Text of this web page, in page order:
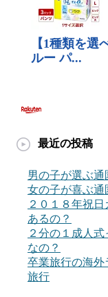
最近の投稿
男の子が選ぶ通
女の子が喜ぶ通
２０１８年祝
あるの？
２分の１成人
なの？
卒業旅行の海
旅行